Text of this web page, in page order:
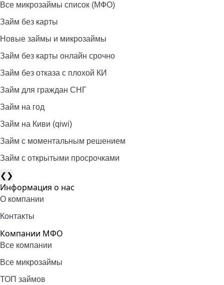
Все микрозаймы список (МФО)
Займ без карты
Новые займы и микрозаймы
Займ без карты онлайн срочно
Займ без отказа с плохой КИ
Займ для граждан СНГ
Займ на год
Займ на Киви (qiwi)
Займ c моментальным решением
Займ с открытыми просрочками
❮❯
Информация о нас
О компании
Контакты
Компании МФО
Все компании
Все микрозаймы
ТОП займов